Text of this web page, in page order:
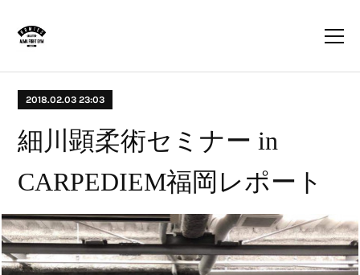
2018.02.03 23:03
細川顕柔術セミナー in
CARPEDIEM福岡レポート